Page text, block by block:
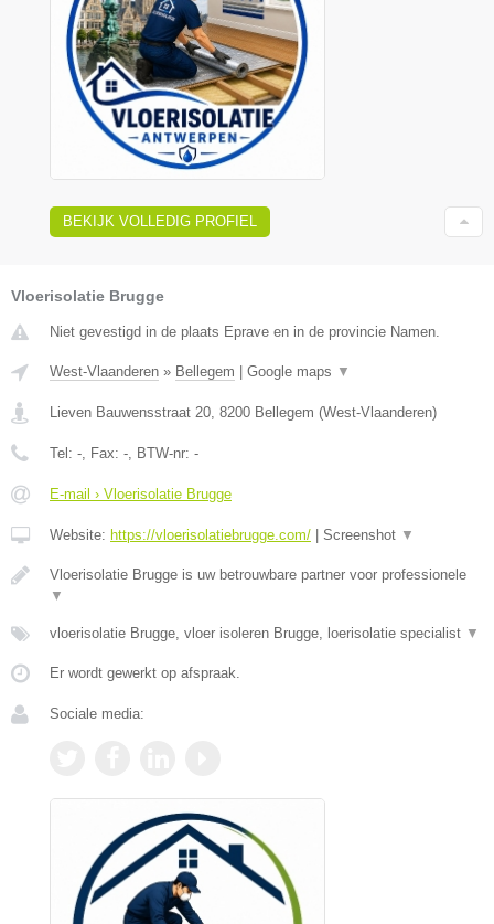
BEKIJK VOLLEDIG PROFIEL
Vloerisolatie Brugge
Niet gevestigd in de plaats Eprave en in de provincie Namen.
West-Vlaanderen » Bellegem Google maps ▼
Lieven Bauwensstraat 20, 8200 Bellegem (West-Vlaanderen)
Tel: -, Fax: -, BTW-nr: -
E-mail › Vloerisolatie Brugge
Website: https://vloerisolatiebrugge.com/ Screenshot ▼
Vloerisolatie Brugge is uw betrouwbare partner voor professionele
▼
vloerisolatie Brugge, vloer isoleren Brugge, loerisolatie specialist ▼
Er wordt gewerkt op afspraak.
Sociale media: